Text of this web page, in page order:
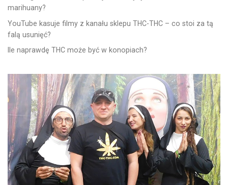
marihuany?
YouTube kasuje filmy z kanału sklepu THC-THC – co stoi za tą
falą usunięć?
Ile naprawdę THC może być w konopiach?